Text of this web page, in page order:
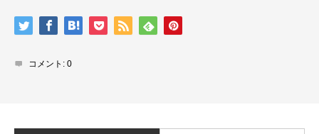
コメント: 0